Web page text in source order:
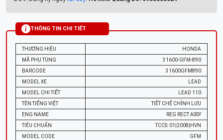
THÔNG TIN CHI TIẾT
THƯƠNG HIỆU
HONDA
MÃ PHỤ TÙNG
31600-GFM-890
BARCODE
31600GFM890
MODEL XE
LEAD
MODEL CHI TIẾT
LEAD 110
TÊN TIẾNG VIỆT
TIẾT CHẾ CHỈNH LƯU
ENG NAME
REG RECT ASSY
TIÊU CHUẨN
TCCS: 01|2008|HVN
MODEL CODE
GFM